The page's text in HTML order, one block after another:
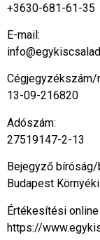
+3630-681-61-35
E-mail:
Cégjegyzékszám/
13-09-216820
Adószám:
27519147-2-13
Bejegyző
Budapest
Értékesítési
https://